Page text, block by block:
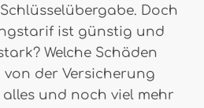
Doch
ist günstig und
Welche Schäden
der Versicherung
und noch viel mehr